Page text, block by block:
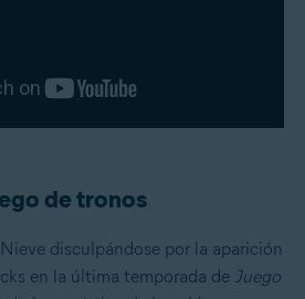
de tronos
disculpándose por la aparición
en la última temporada de Juego